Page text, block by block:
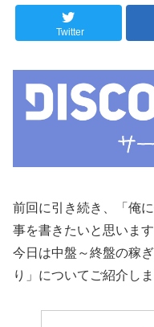
Twitter
前回に引き続き、「俺
事を書きたいと思います
今日は中盤～終盤の稼
り」についてご紹介しま